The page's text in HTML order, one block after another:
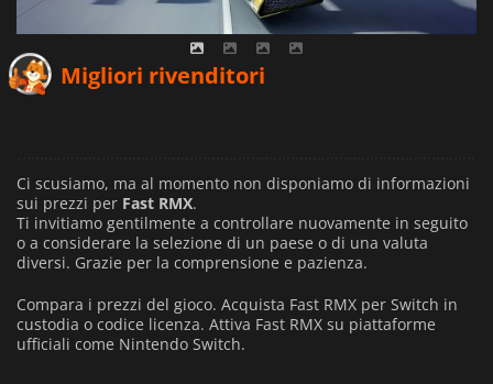
Migliori rivenditori
Ci scusiamo, ma al momento non disponiamo di informazioni
sui prezzi per Fast RMX.
Ti invitiamo gentilmente a controllare nuovamente in seguito
o a considerare la selezione di un paese o di una valuta
diversi. Grazie per la comprensione e pazienza.
Compara i prezzi del gioco. Acquista Fast RMX per Switch in
custodia o codice licenza. Attiva Fast RMX su piattaforme
ufficiali come Nintendo Switch.